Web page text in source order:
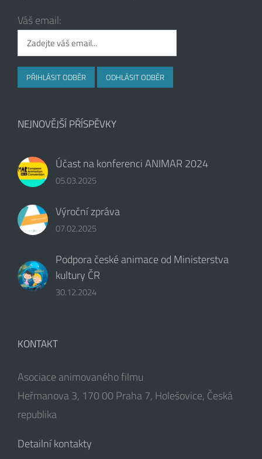
Váš email:
NEJNOVĚJŠÍ PŘÍSPĚVKY
Účast na konferenci ANIMAR 2024
05.03.2025
Výroční zpráva
07.02.2025
Podpora české animace od Ministerstva
kultury ČR
30.12.2024
KONTAKT
Asociace animovaného filmu
Heřmanova 3, 170 00 Praha 7, Holešovice, Česká
republika
Detailní kontakty